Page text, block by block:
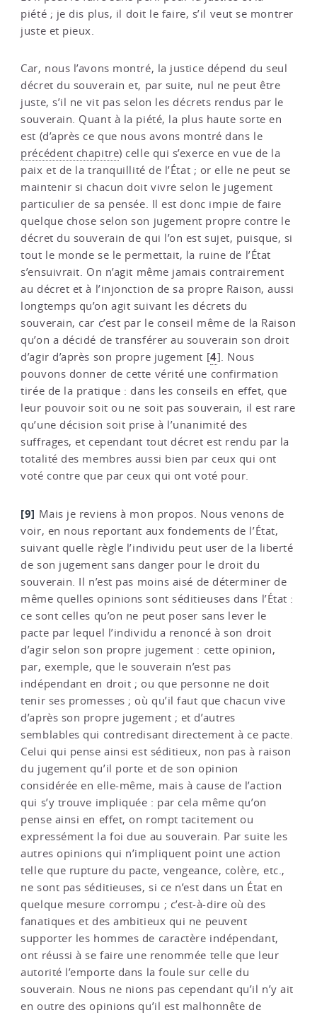
piété ; je dis plus, il doit le faire, s’il veut se montrer
juste et pieux.
Car, nous l’avons montré, la justice dépend du seul
décret du souverain et, par suite, nul ne peut être
juste, s’il ne vit pas selon les décrets rendus par le
souverain. Quant à la piété, la plus haute sorte en
est (d’après ce que nous avons montré dans le
précédent chapitre) celle qui s’exerce en vue de la
paix et de la tranquillité de l’État ; or elle ne peut se
maintenir si chacun doit vivre selon le jugement
particulier de sa pensée. Il est donc impie de faire
quelque chose selon son jugement propre contre le
décret du souverain de qui l’on est sujet, puisque, si
tout le monde se le permettait, la ruine de l’État
s’ensuivrait. On n’agit même jamais contrairement
au décret et à l’injonction de sa propre Raison, aussi
longtemps qu’on agit suivant les décrets du
souverain, car c’est par le conseil même de la Raison
qu’on a décidé de transférer au souverain son droit
d’agir d’après son propre jugement [4]. Nous
pouvons donner de cette vérité une confirmation
tirée de la pratique : dans les conseils en effet, que
leur pouvoir soit ou ne soit pas souverain, il est rare
qu’une décision soit prise à l’unanimité des
suffrages, et cependant tout décret est rendu par la
totalité des membres aussi bien par ceux qui ont
voté contre que par ceux qui ont voté pour.
[9] Mais je reviens à mon propos. Nous venons de
voir, en nous reportant aux fondements de l’État,
suivant quelle règle l’individu peut user de la liberté
de son jugement sans danger pour le droit du
souverain. Il n’est pas moins aisé de déterminer de
même quelles opinions sont séditieuses dans l’État :
ce sont celles qu’on ne peut poser sans lever le
pacte par lequel l’individu a renoncé à son droit
d’agir selon son propre jugement : cette opinion,
par, exemple, que le souverain n’est pas
indépendant en droit ; ou que personne ne doit
tenir ses promesses ; où qu’il faut que chacun vive
d’après son propre jugement ; et d’autres
semblables qui contredisant directement à ce pacte.
Celui qui pense ainsi est séditieux, non pas à raison
du jugement qu’il porte et de son opinion
considérée en elle-même, mais à cause de l’action
qui s’y trouve impliquée : par cela même qu’on
pense ainsi en effet, on rompt tacitement ou
expressément la foi due au souverain. Par suite les
autres opinions qui n’impliquent point une action
telle que rupture du pacte, vengeance, colère, etc.,
ne sont pas séditieuses, si ce n’est dans un État en
quelque mesure corrompu ; c’est-à-dire où des
fanatiques et des ambitieux qui ne peuvent
supporter les hommes de caractère indépendant,
ont réussi à se faire une renommée telle que leur
autorité l’emporte dans la foule sur celle du
souverain. Nous ne nions pas cependant qu’il n’y ait
en outre des opinions qu’il est malhonnête de